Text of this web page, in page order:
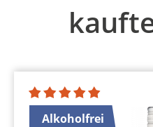
Alkoholfrei